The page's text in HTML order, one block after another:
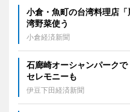
小倉・魚町の台湾料理店
湾野菜使う
小倉経済新聞
石廊崎オーシャンパーク
セレモニーも
伊豆下田経済新聞